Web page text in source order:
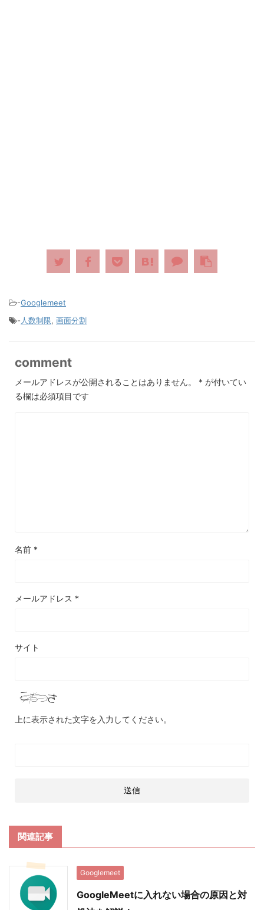
-Googlemeet
- 人数制限, 画面分割
comment
メールアドレスが公開されることはありません。 * が付いてい
る欄は必須項目です
名前 *
メールアドレス *
サイト
上に表示された文字を入力してください。
関連記事
Googlemeet
GoogleMeetに入れない場合の原因と対